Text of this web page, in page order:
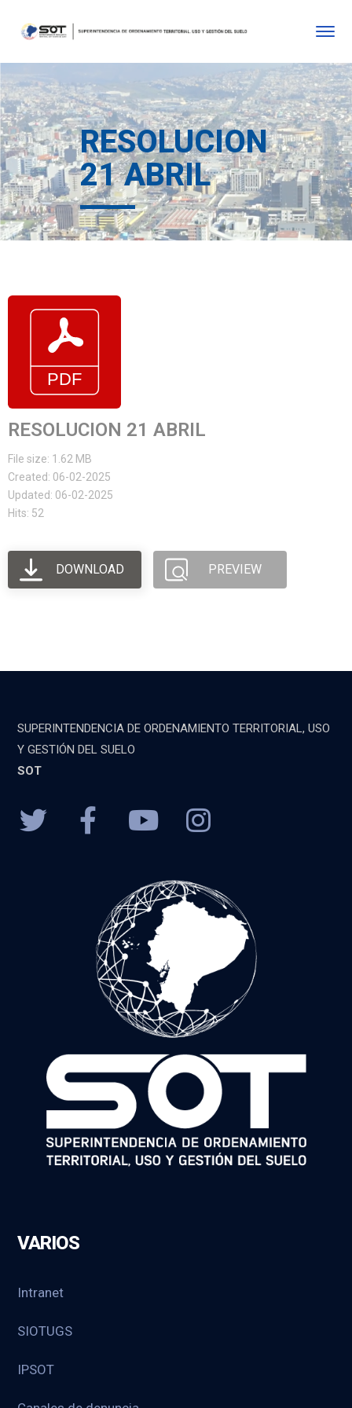
RESOLUCION
21 ABRIL
RESOLUCION 21 ABRIL
File size: 1.62 MB
Created: 06-02-2025
Updated: 06-02-2025
Hits: 52
DOWNLOAD PREVIEW
SUPERINTENDENCIA DE ORDENAMIENTO TERRITORIAL, USO
Y GESTIÓN DEL SUELO
SOT
VARIOS
Intranet
SIOTUGS
IPSOT